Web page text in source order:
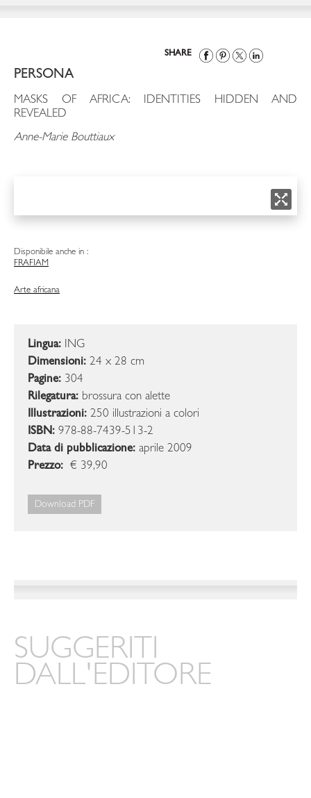
SHARE
PERSONA
MASKS OF AFRICA: IDENTITIES HIDDEN AND
REVEALED
Anne-Marie Bouttiaux
Disponibile anche in :
FRAFIAM
Arte africana
Lingua: ING
Dimensioni: 24 x 28 cm
Pagine: 304
Rilegatura: brossura con alette
Illustrazioni: 250 illustrazioni a colori
ISBN: 978-88-7439-513-2
Data di pubblicazione: aprile 2009
Prezzo: € 39,90
Download PDF
SUGGERITI
DALL'EDITORE